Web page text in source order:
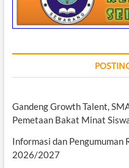
Gandeng Growth Talent,
Pemetaan Bakat Minat
Informasi dan Pengumuman
2026/2027